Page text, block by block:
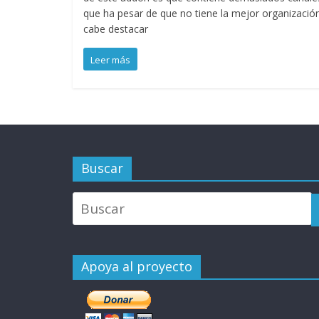
que ha pesar de que no tiene la mejor
cabe destacar
Leer más
Buscar
Apoya al proyecto